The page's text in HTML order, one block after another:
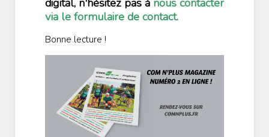
via le formulaire de contact.
Bonne lecture !